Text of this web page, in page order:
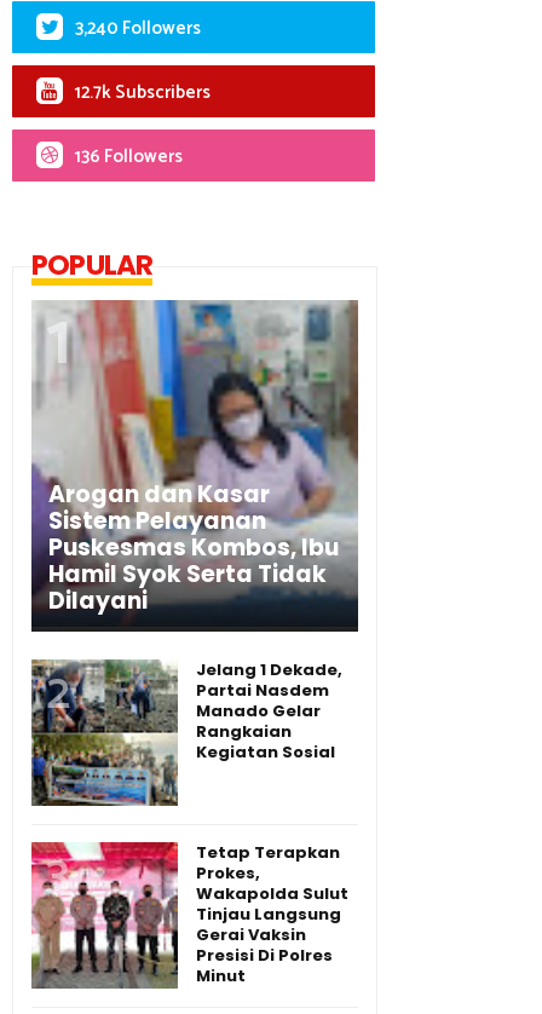
3,240 Followers
12.7k Subscribers
136 Followers
POPULAR
Arogan dan Kasar
Sistem Pelayanan
Puskesmas Kombos, Ibu
Hamil Syok Serta Tidak
Dilayani
Jelang 1 Dekade,
Partai Nasdem
Manado Gelar
Rangkaian
Kegiatan Sosial
Tetap Terapkan
Prokes,
Wakapolda Sulut
Tinjau Langsung
Gerai Vaksin
Presisi Di Polres
Minut